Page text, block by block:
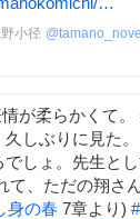
小径 @tamano_novel
が柔らかくて
久しぶりに見た
でしょ。先生と
て、ただの翔
身の春 7章より) #